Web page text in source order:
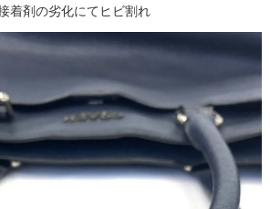
着剤の劣化にてヒビ割れ